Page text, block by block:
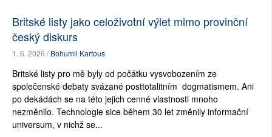
Britské listy jako celoživotní výlet mimo provinční
český diskurs
1. 6. 2026 /Bohumil Kartous
Britské listy pro mě byly od počátku vysvobozením ze
společenské debaty svázané posttotalitním dogmatismem. Ani
po dekádách se na této jejich cenné vlastnosti mnoho
nezměnilo. Technologie sice během 30 let změnily informační
universum, v nichž se...